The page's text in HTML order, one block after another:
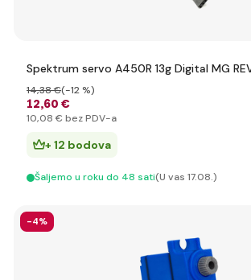
Spektrum servo A450R 13g Digital MG
12,60 €
14,38 €(-12 %)
10,08 € bez PDV-a
+ 12 bodova
Šaljemo u roku do 48 sati(U vas 17.08.)
-4%